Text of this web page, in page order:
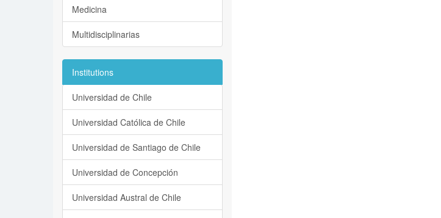
Medicina
Multidisciplinarias
Institutions
Universidad de Chile
Universidad Católica de Chile
Universidad de Santiago de Chile
Universidad de Concepción
Universidad Austral de Chile